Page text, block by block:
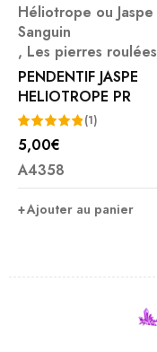
Héliotrope ou Jaspe
Sanguin
, Les pierres roulées
PENDENTIF JASPE
HELIOTROPE PR
Note5.00
sur 5
(1)
5,00€
A4358
Ajouter au panier